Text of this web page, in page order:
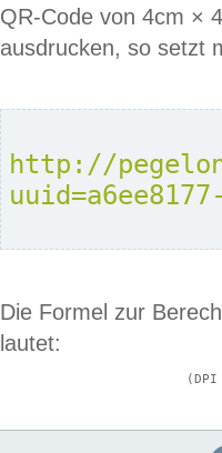
QR-Code von 4cm ×
ausdrucken, so setzt
http://
Die Formel zur
lautet: